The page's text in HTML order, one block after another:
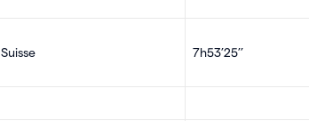
Suisse 7h53’25’’